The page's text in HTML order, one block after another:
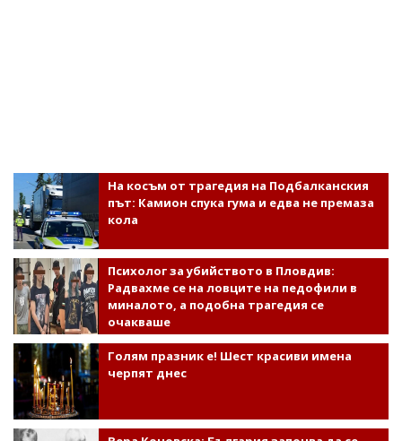
На косъм от трагедия на Подбалканския
път: Камион спука гума и едва не премаза
кола
Психолог за убийството в Пловдив:
Радвахме се на ловците на педофили в
миналото, а подобна трагедия се
очакваше
Голям празник е! Шест красиви имена
черпят днес